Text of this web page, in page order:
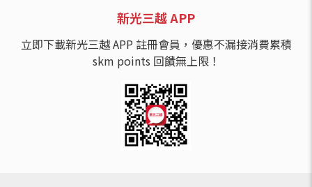
新光三越 APP
立即下載新光三越 APP 註冊會員，優惠不漏接消費累積
skm points 回饋無上限！